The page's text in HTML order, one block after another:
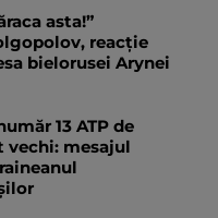
asta!”
reacție
bielorusei Arynei
13 ATP de
vechi: mesajul